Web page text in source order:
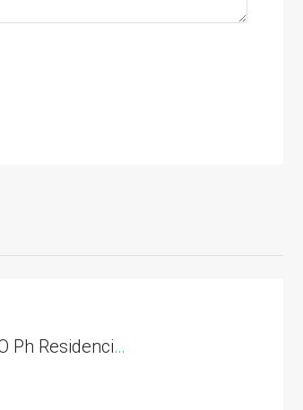
Apartamento AMOBLADO Ph Residencias del Sol acceso directo al Parque Omar